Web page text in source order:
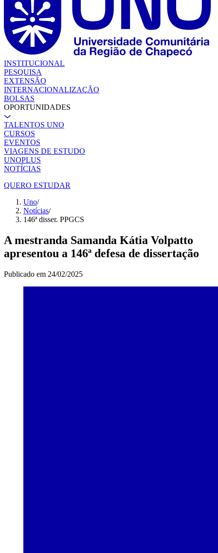
INSTITUCIONAL
PESQUISA
EXTENSÃO
INTERNACIONALIZAÇÃO
BOLSAS
OPORTUNIDADES
TALENTOS UNO
CURSOS
EVENTOS
VIAGENS DE ESTUDO
UNOPLUS
NOTÍCIAS
QUERO ESTUDAR
Uno/
Notícias/
146ª disser. PPGCS
A mestranda Samanda Kátia Volpatto
apresentou a 146ª defesa de dissertação
Publicado em 24/02/2025